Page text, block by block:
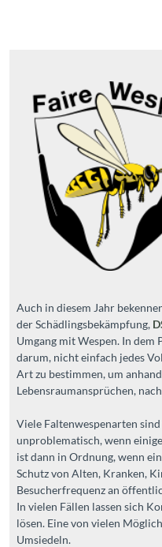
Auch in diesem Jahr
der Schädlingsbekämpfung,
Umgang mit Wespen. In dem
darum, nicht einfach jedes
Art zu bestimmen, um
Lebensraumansprüchen,
Viele Faltenwespenarten
unproblematisch, wenn
ist dann in Ordnung, wenn
Schutz von Alten, Kranken,
Besucherfrequenz an
In vielen Fällen lassen sich
lösen. Eine von vielen
Umsiedeln.